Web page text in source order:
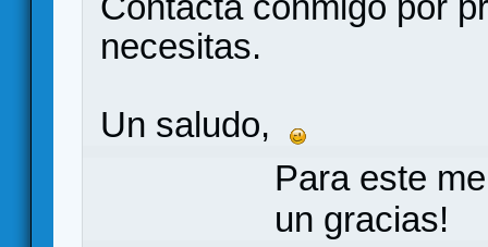
necesitas.
Un saludo,
Para este
un gracias!